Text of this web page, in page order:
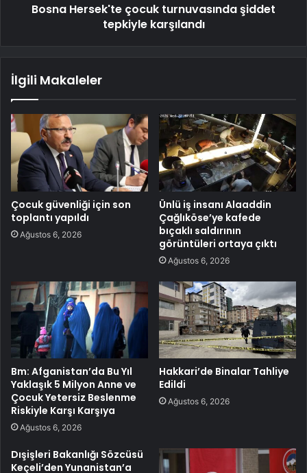
Bosna Hersek'te çocuk turnuvasında şiddet
tepkiyle karşılandı
İlgili Makaleler
Çocuk güvenliği için son
toplantı yapıldı
Ağustos 6, 2026
Ünlü iş insanı Alaaddin
Çağlıköse’ye kafede
bıçaklı saldırının
görüntüleri ortaya çıktı
Ağustos 6, 2026
Bm: Afganistan’da Bu Yıl
Yaklaşık 5 Milyon Anne ve
Çocuk Yetersiz Beslenme
Riskiyle Karşı Karşıya
Ağustos 6, 2026
Hakkari’de Binalar Tahliye
Edildi
Ağustos 6, 2026
Dışişleri Bakanlığı Sözcüsü
Keçeli’den Yunanistan’a